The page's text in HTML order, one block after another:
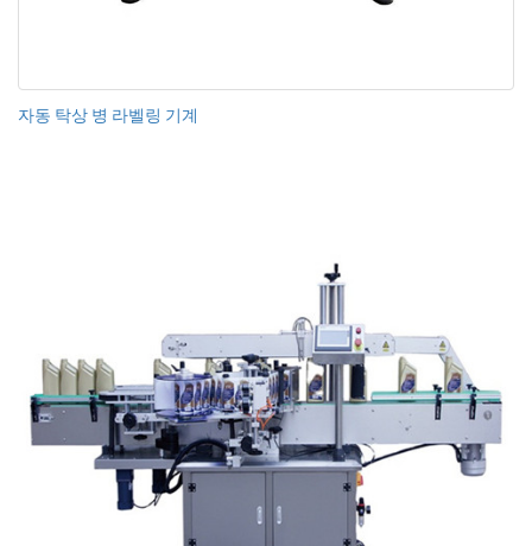
자동 탁상 병 라벨링 기계